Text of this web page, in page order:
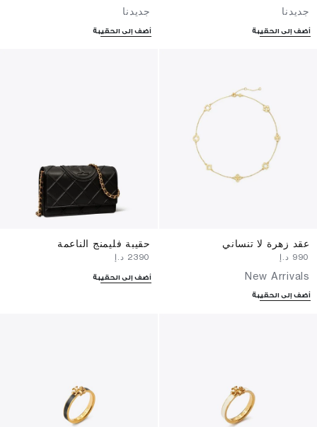
جديدنا
أضف إلى الحقيبة
جديدنا
أضف إلى الحقيبة
عقد زهرة لا تنساني
New Arrivals
أضف إلى الحقيبة
حقيبة فليمنج الناعمة
أضف إلى الحقيبة